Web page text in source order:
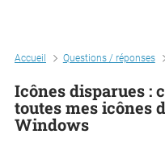
Accueil Questions / réponses
Icônes disparues :
toutes mes icônes
Windows